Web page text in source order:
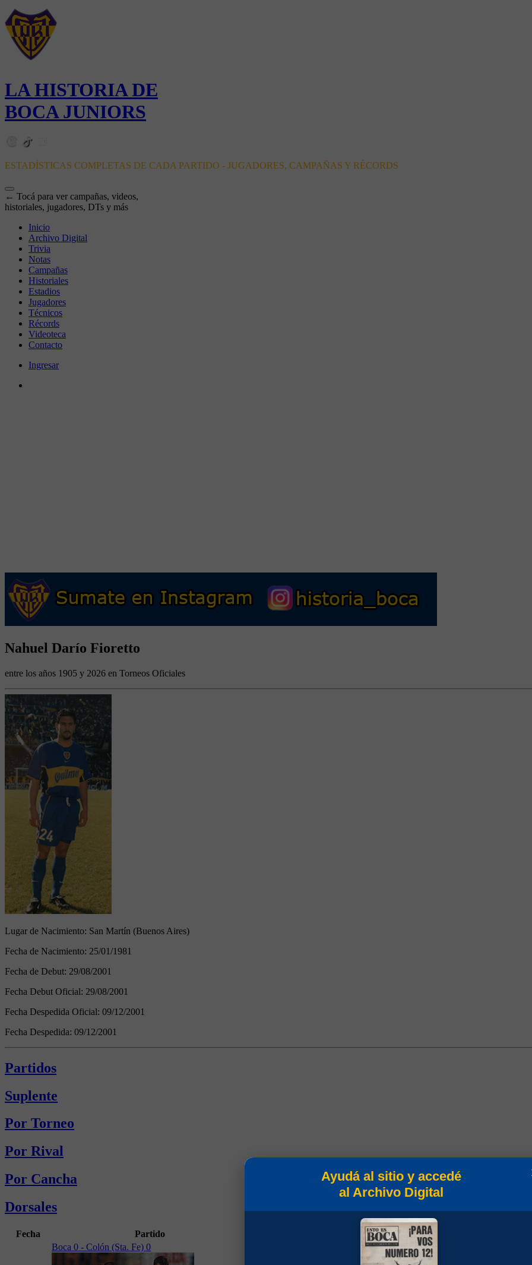
LA HISTORIA DE
BOCA JUNIORS
ESTADÍSTICAS COMPLETAS DE CADA PARTIDO - JUGADORES, CAMPAÑAS Y RÉCORDS
← Tocá para ver campañas, videos,
historiales, jugadores, DTs y más
Inicio
Archivo Digital
Trivia
Notas
Campañas
Historiales
Estadios
Jugadores
Técnicos
Récords
Videoteca
Contacto
Ingresar
Nahuel Darío Fioretto
entre los años 1905 y 2026 en Torneos Oficiales
Lugar de Nacimiento: San Martín (Buenos Aires)
Fecha de Nacimiento: 25/01/1981
Fecha de Debut: 29/08/2001
Fecha Debut Oficial: 29/08/2001
Fecha Despedida Oficial: 09/12/2001
Fecha Despedida: 09/12/2001
Partidos
Suplente
Por Torneo
Por Rival
Por Cancha
Dorsales
Fecha Partido
Boca 0 - Colón (Sta. Fe) 0
Ayudá al sitio y accedé
al Archivo Digital